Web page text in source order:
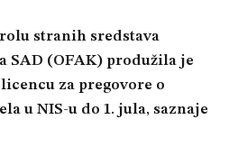
stranih sredstava
SAD (OFAK) produžila je
za pregovore o
u NIS-u do 1. jula, saznaje